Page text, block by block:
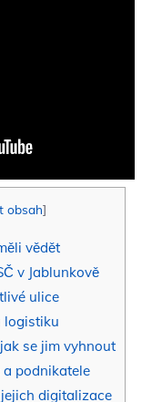
obsah]
vědět
v Jablunkově
ulice
logistiku
se jim vyhnout
podnikatele
digitalizace